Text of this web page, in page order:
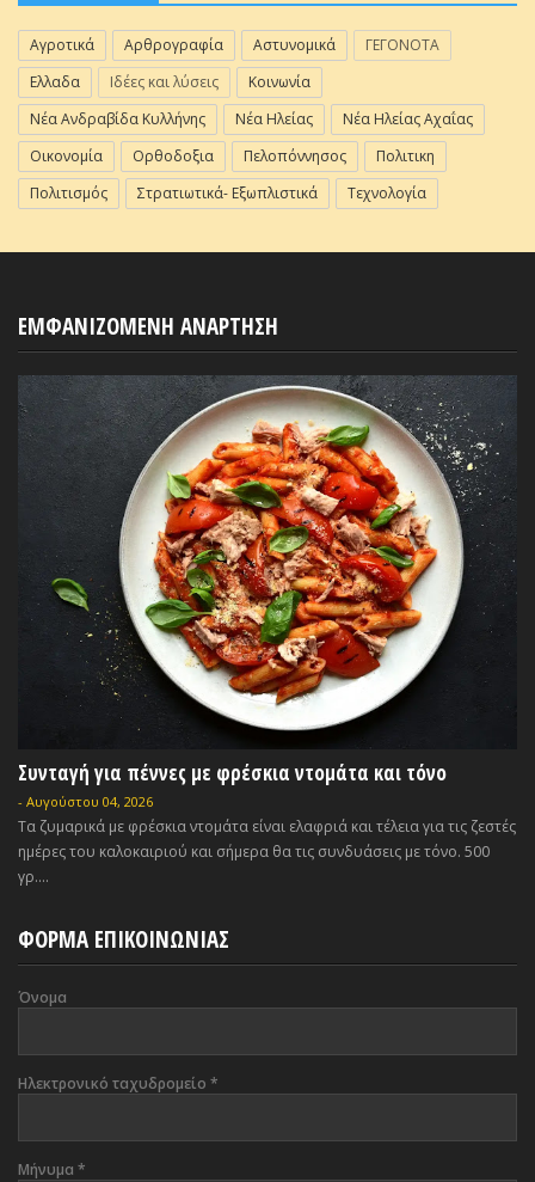
Αγροτικά Αρθρογραφία Αστυνομικά
ΓΕΓΟΝΟΤΑ
Ελλαδα
Ιδέες και λύσεις
Κοινωνία
Νέα Ανδραβίδα Κυλλήνης
Νέα Ηλείας
Νέα Ηλείας Αχαΐας
Οικονομία
Ορθοδοξια Πελοπόννησος
Πολιτικη
Πολιτισμός
Στρατιωτικά- Εξωπλιστικά Τεχνολογία
ΕΜΦΑΝΙΖΟΜΕΝΗ ΑΝΑΡΤΗΣΗ
Συνταγή για πέννες με φρέσκια ντομάτα και τόνο
- Αυγούστου 04, 2026
Τα ζυμαρικά με φρέσκια ντομάτα είναι ελαφριά και τέλεια για τις ζεστές
ημέρες του καλοκαιριού και σήμερα θα τις συνδυάσεις με τόνο. 500
γρ....
ΦΟΡΜΑ ΕΠΙΚΟΙΝΩΝΙΑΣ
Όνομα
Ηλεκτρονικό ταχυδρομείο *
Μήνυμα *